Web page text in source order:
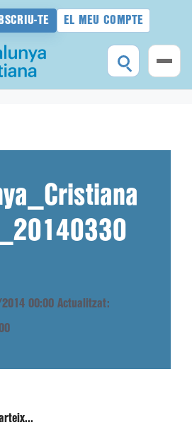
TE EL MEU COMPTE
00:00 Actualitzat: